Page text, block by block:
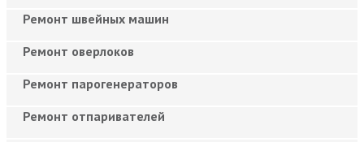
Ремонт швейных машин
Ремонт оверлоков
Ремонт парогенераторов
Ремонт отпаривателей